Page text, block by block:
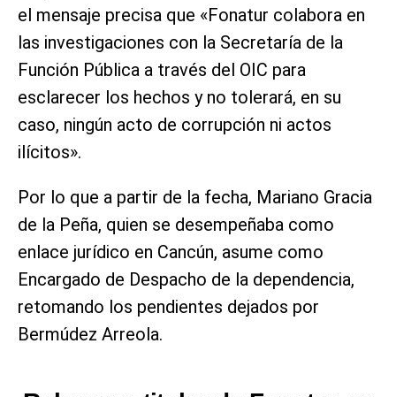
el mensaje precisa que «Fonatur colabora en
las investigaciones con la Secretaría de la
Función Pública a través del OIC para
esclarecer los hechos y no tolerará, en su
caso, ningún acto de corrupción ni actos
ilícitos».
Por lo que a partir de la fecha, Mariano Gracia
de la Peña, quien se desempeñaba como
enlace jurídico en Cancún, asume como
Encargado de Despacho de la dependencia,
retomando los pendientes dejados por
Bermúdez Arreola.